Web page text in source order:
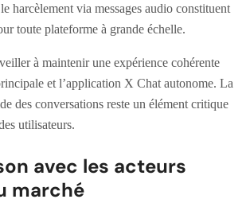
harcèlement via messages audio constituent
toute plateforme à grande échelle.
à maintenir une expérience cohérente
et l’application X Chat autonome. La
des conversations reste un élément critique
utilisateurs.
avec les acteurs
marché